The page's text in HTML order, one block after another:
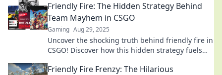
Friendly Fire: The Hidden Strategy Behind
Team Mayhem in CSGO
Gaming Aug 29, 2025
Uncover the shocking truth behind friendly fire in
CSGO! Discover how this hidden strategy fuels
Friendly Fire Frenzy: The Hilarious